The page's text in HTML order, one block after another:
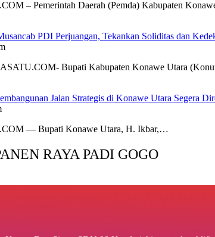
– Pemerintah Daerah (Pemda) Kabupaten
PDI Perjuangan, Tekankan Soliditas dan
Bupati Kabupaten Konawe Utara
Jalan Strategis di Konawe Utara Segera
— Bupati Konawe Utara, H. Ikbar,…
RAYA PADI GOGO